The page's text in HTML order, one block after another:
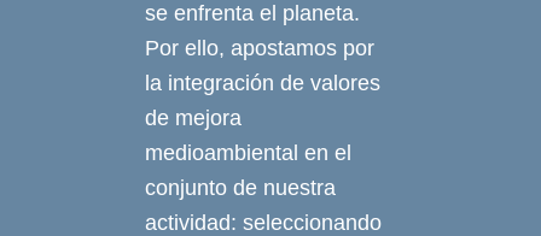
se enfrenta el planeta.
Por ello, apostamos por
la integración de valores
de mejora
medioambiental en el
conjunto de nuestra
actividad: seleccionando